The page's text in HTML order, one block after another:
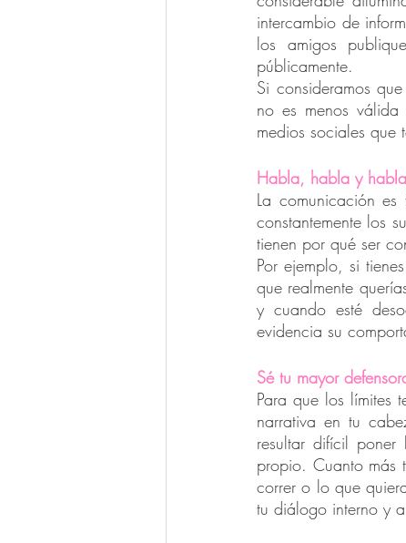
intercambio de
los amigos
públicamente.
Si consideramos
no es menos
medios sociales que
Habla, habla y
La comunicación
constantemente los
tienen por qué ser
Por ejemplo, si
que realmente
y cuando esté
evidencia su
Sé tu mayor
Para que los límites
narrativa en tu
resultar difícil
propio. Cuanto más
correr o lo que
tu diálogo interno y